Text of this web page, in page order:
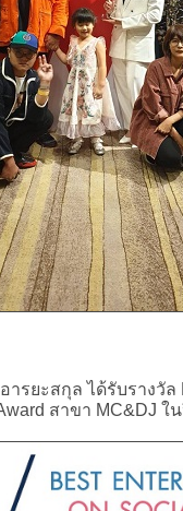
รยะสกุล ได้รับรางวัล
สาขา MC&DJ